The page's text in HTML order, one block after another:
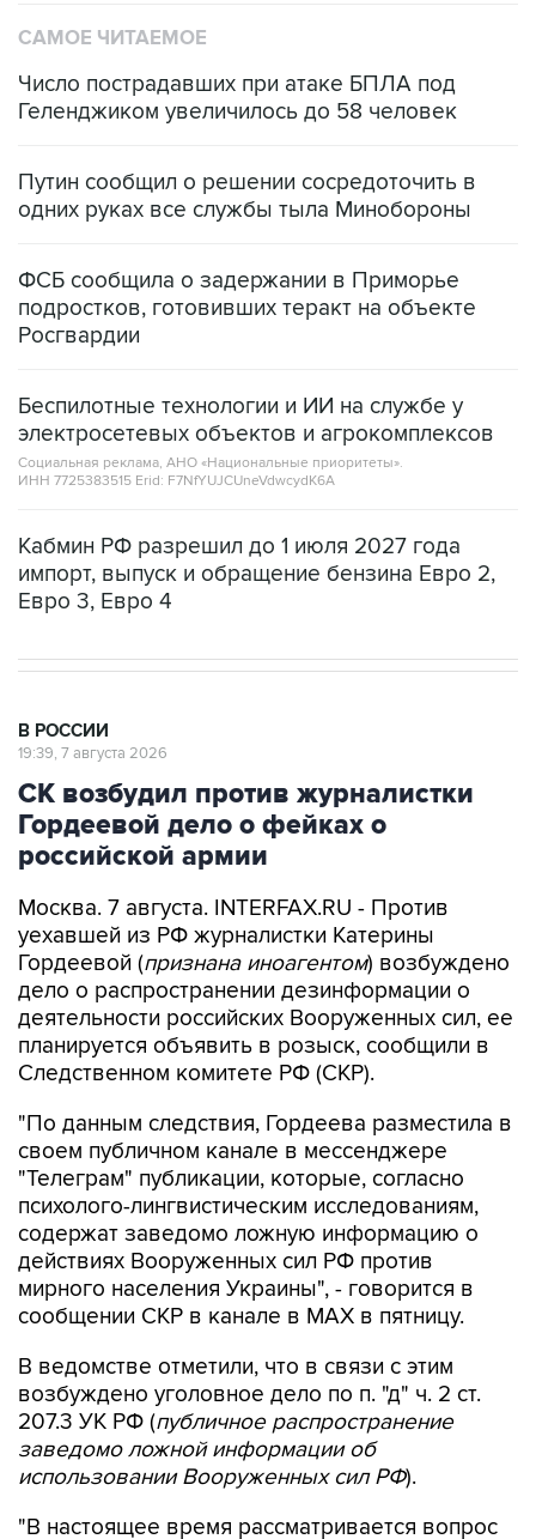
САМОЕ ЧИТАЕМОЕ
Число пострадавших при атаке БПЛА под
Геленджиком увеличилось до 58 человек
Путин сообщил о решении сосредоточить в
одних руках все службы тыла Минобороны
ФСБ сообщила о задержании в Приморье
подростков, готовивших теракт на объекте
Росгвардии
Беспилотные технологии и ИИ на службе у
электросетевых объектов и агрокомплексов
Социальная реклама, АНО «Национальные приоритеты».
ИНН 7725383515 Erid: F7NfYUJCUneVdwcydK6A
Кабмин РФ разрешил до 1 июля 2027 года
импорт, выпуск и обращение бензина Евро 2,
Евро 3, Евро 4
В РОССИИ
19:39, 7 августа 2026
СК возбудил против журналистки
Гордеевой дело о фейках о
российской армии
Москва. 7 августа. INTERFAX.RU - Против
уехавшей из РФ журналистки Катерины
Гордеевой (признана иноагентом) возбуждено
дело о распространении дезинформации о
деятельности российских Вооруженных сил, ее
планируется объявить в розыск, сообщили в
Следственном комитете РФ (СКР).
"По данным следствия, Гордеева разместила в
своем публичном канале в мессенджере
"Телеграм" публикации, которые, согласно
психолого-лингвистическим исследованиям,
содержат заведомо ложную информацию о
действиях Вооруженных сил РФ против
мирного населения Украины", - говорится в
сообщении СКР в канале в MAX в пятницу.
В ведомстве отметили, что в связи с этим
возбуждено уголовное дело по п. "д" ч. 2 ст.
207.3 УК РФ (публичное распространение
заведомо ложной информации об
использовании Вооруженных сил РФ).
"В настоящее время рассматривается вопрос